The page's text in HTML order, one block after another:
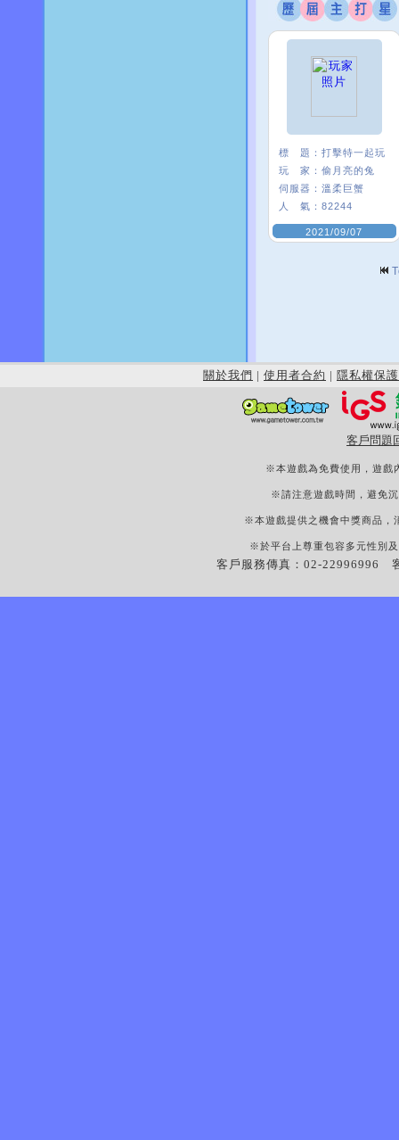
標 題： 打擊特一起玩
玩 家： 偷月亮的兔
伺服器： 溫柔巨蟹
人 氣： 82244
2021/09/07
關於我們 | 使用者合約 | 隱私權保護
客戶問題
※本遊戲為免費使用，遊戲
※請注意遊戲時間，避免
※本遊戲提供之機會中獎商品，
※於平台上尊重包容多元性別
客戶服務傳真：02-22996996